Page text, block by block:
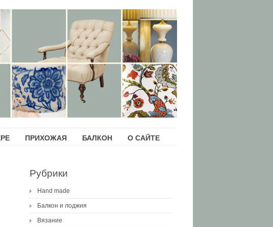
ПРИХОЖАЯ БАЛКОН О САЙТЕ
Рубрики
Hand made
Балкон и лоджия
Вязание